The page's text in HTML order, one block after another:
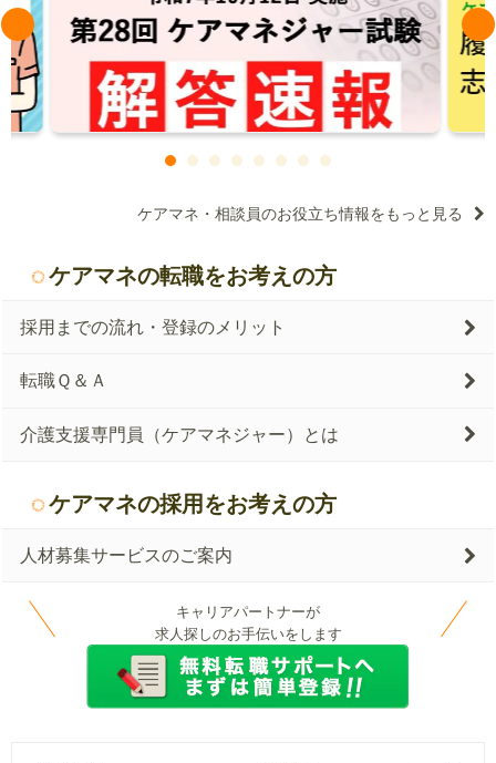
ケアマネ・相談員のお役立ち情報をもっと見る
ケアマネの転職をお考えの方
採用までの流れ・登録のメリット
転職Ｑ＆Ａ
介護支援専門員（ケアマネジャー）とは
ケアマネの採用をお考えの方
人材募集サービスのご案内
キャリアパートナーが
求人探しのお手伝いをします